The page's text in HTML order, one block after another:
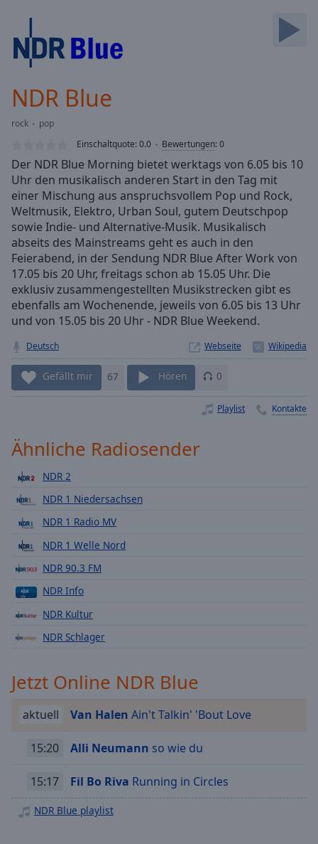
Forward
Mute
Current
Loaded :
Stream
TypeLIVE
Seek to
currently
behind
live LIVE
Remaining
Time-
Rate
Chapters
Chapters
descriptions
selected
settings,
opens
subtitles
settings
dialog
subtitles
off,
Audio
Picture
NDR Blue
rock
pop
Einschaltquote:0.0 Bewertungen:0
Der NDR Blue Morning bietet werktags von 6.05 bis 10
Uhr den musikalisch anderen Start in den Tag mit
einer Mischung aus anspruchsvollem Pop und Rock,
Weltmusik, Elektro, Urban Soul, gutem Deutschpop
sowie Indie- und Alternative-Musik. Musikalisch
abseits des Mainstreams geht es auch in den
Feierabend, in der Sendung NDR Blue After Work von
17.05 bis 20 Uhr, freitags schon ab 15.05 Uhr. Die
exklusiv zusammengestellten Musikstrecken gibt es
ebenfalls am Wochenende, jeweils von 6.05 bis 13 Uhr
und von 15.05 bis 20 Uhr - NDR Blue Weekend.
Deutsch Webseite
Gefällt mir 67 Hören 0
Playlist Kontakte
Ähnliche Radiosender
NDR 2
NDR 1 Niedersachsen
NDR 1 Radio MV
NDR 1 Welle Nord
NDR 90.3 FM
NDR Info
NDR Kultur
NDR Schlager
Jetzt Online NDR Blue
aktuell Van Halen Ain't Talkin' 'Bout Love
15:20 Alli Neumann so wie du
15:17 Fil Bo Riva Running in Circles
NDR Blue playlist